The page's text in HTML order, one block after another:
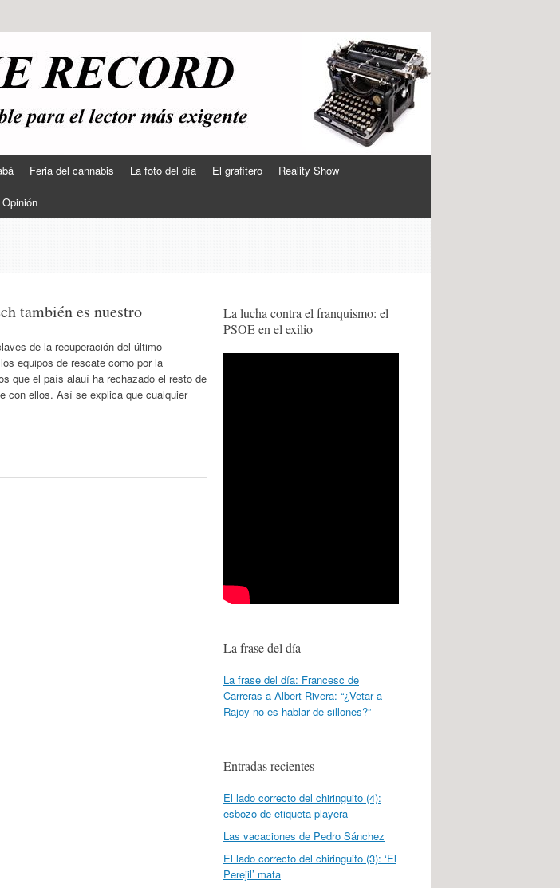
Feria del cannabis La foto del día El grafitero Reality Show
Opinión
también es nuestro
de la recuperación del último
equipos de rescate como por la
que el país alauí ha rechazado el resto de
con ellos. Así se explica que cualquier
La lucha contra el franquismo: el
PSOE en el exilio
La frase del día
La frase del día: Francesc de
Carreras a Albert Rivera: “¿Vetar a
Rajoy no es hablar de sillones?”
Entradas recientes
El lado correcto del chiringuito (4):
esbozo de etiqueta playera
Las vacaciones de Pedro Sánchez
El lado correcto del chiringuito (3): ‘El
Perejil’ mata